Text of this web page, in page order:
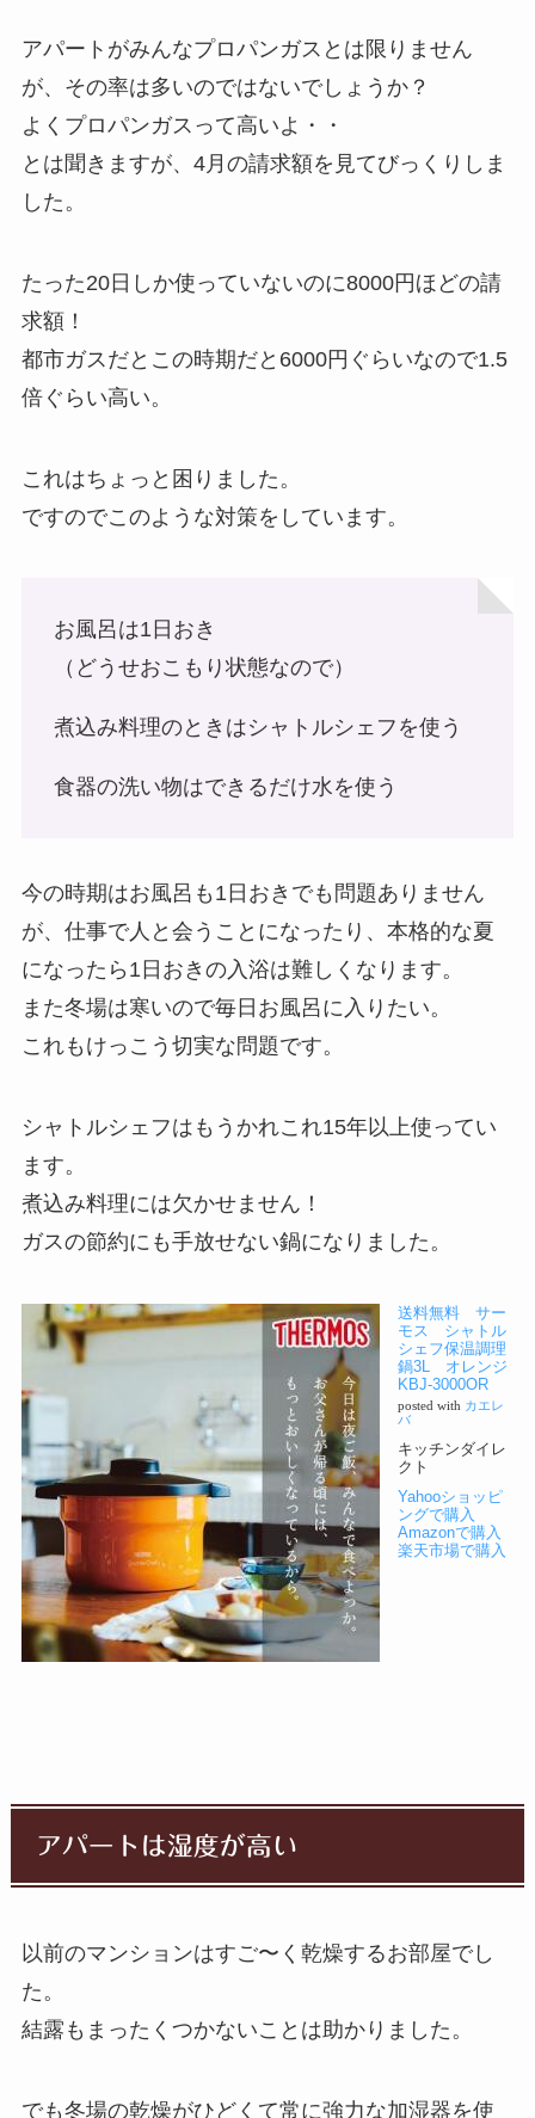
アパートがみんなプロパンガスとは限りません
が、その率は多いのではないでしょうか？
よくプロパンガスって高いよ・・
とは聞きますが、4月の請求額を見てびっくりしま
した。
たった20日しか使っていないのに8000円ほどの請
求額！
都市ガスだとこの時期だと6000円ぐらいなので1.5
倍ぐらい高い。
これはちょっと困りました。
ですのでこのような対策をしています。
お風呂は1日おき
（どうせおこもり状態なので）
煮込み料理のときはシャトルシェフを使う
食器の洗い物はできるだけ水を使う
今の時期はお風呂も1日おきでも問題ありません
が、仕事で人と会うことになったり、本格的な夏
になったら1日おきの入浴は難しくなります。
また冬場は寒いので毎日お風呂に入りたい。
これもけっこう切実な問題です。
シャトルシェフはもうかれこれ15年以上使ってい
ます。
煮込み料理には欠かせません！
ガスの節約にも手放せない鍋になりました。
送料無料 サー
モス シャトル
シェフ保温調理
鍋3L オレンジ
KBJ-3000OR
posted with カエレ
バ
キッチンダイレ
クト
Yahooショッピ
ングで購入
Amazonで購入
楽天市場で購入
アパートは湿度が高い
以前のマンションはすご〜く乾燥するお部屋でし
た。
結露もまったくつかないことは助かりました。
でも冬場の乾燥がひどくて常に強力な加湿器を使